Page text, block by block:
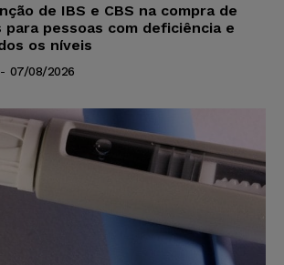
de IBS e CBS na compra de
pessoas com deficiência e
os níveis
- 07/08/2026